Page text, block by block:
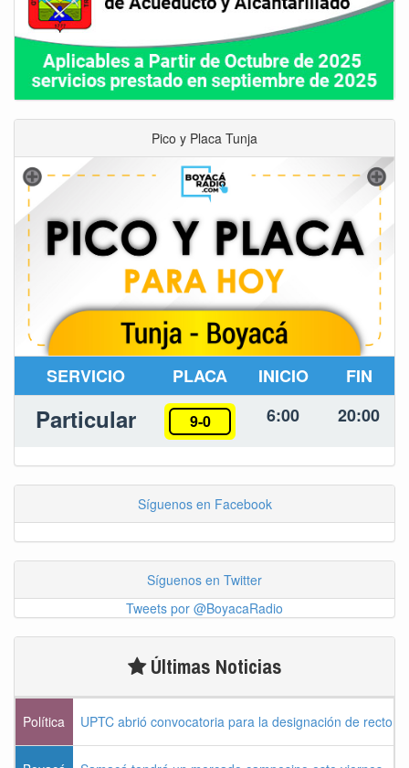
Pico y Placa Tunja
SERVICIO PLACA INICIO FIN
Particular 9-0 6:00 20:00
Síguenos en Facebook
Síguenos en Twitter
Tweets por @BoyacaRadio
Últimas Noticias
Política UPTC abrió convocatoria para la designación de rector